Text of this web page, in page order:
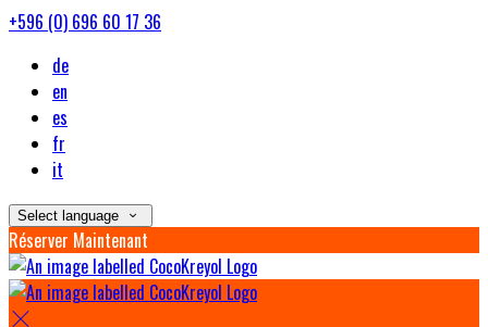
+596 (0) 696 60 17 36
de
en
es
fr
it
Select language
Réserver Maintenant